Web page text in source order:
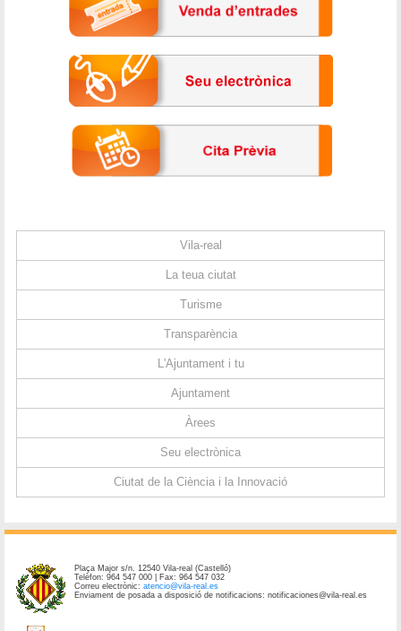
Vila-real
La teua ciutat
Turisme
Transparència
L'Ajuntament i tu
Ajuntament
Àrees
Seu electrònica
Ciutat de la Ciència i la Innovació
Plaça Major s/n. 12540 Vila-real (Castelló)
Telèfon: 964 547 000 | Fax: 964 547 032
Correu electrònic:atencio@vila-real.es
Enviament de posada a disposició de notificacions: notificaciones@vila-real.es